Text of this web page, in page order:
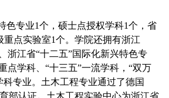
色专业1个，硕士点授权学科1个，省
重点实验室1个。学院还拥有浙江
浙江省“十二五”国际化新兴特色专
点学科、“十三五”一流学科， “双万
科专业。土木工程专业通过了德国
部认证。土木工程实验中心为浙江省